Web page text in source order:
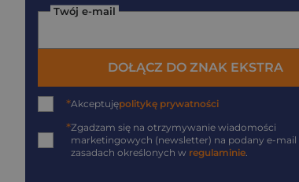
Twój e-mail
DOŁĄCZ DO ZNAK EKSTRA
*Akceptujępolitykę prywatności
*Zgadzam się na otrzymywanie wiadomości
marketingowych (newsletter) na podany e-mail
zasadach określonych w regulaminie.